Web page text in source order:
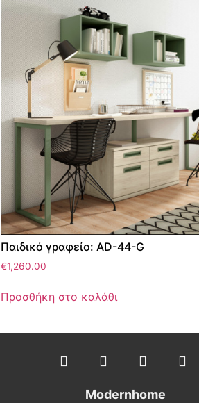
Παιδικό γραφείο: AD-44-G
€1,260.00
Προσθήκη στο καλάθι
Modernhome